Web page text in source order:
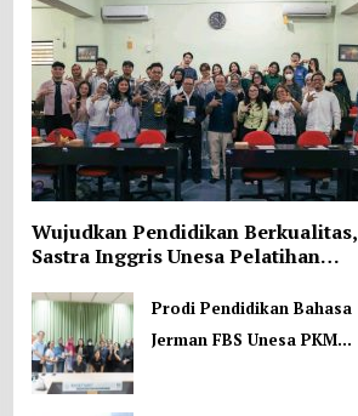
Wujudkan Pendidikan Berkualitas,
Sastra Inggris Unesa Pelatihan
Prodi Pendidikan Bahasa
Jerman FBS Unesa PKM